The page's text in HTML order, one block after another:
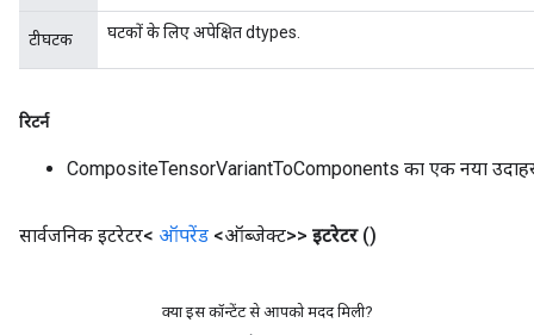
टीघटक घटकों के लिए अपेक्षित dtypes.
रिटर्न
CompositeTensorVariantToComponents का एक नया
सार्वजनिक इटरेटर< ऑपरेंड <ऑब्जेक्ट>> इटरेटर ()
क्या इस कॉन्टेंट से आपको मदद मिली?